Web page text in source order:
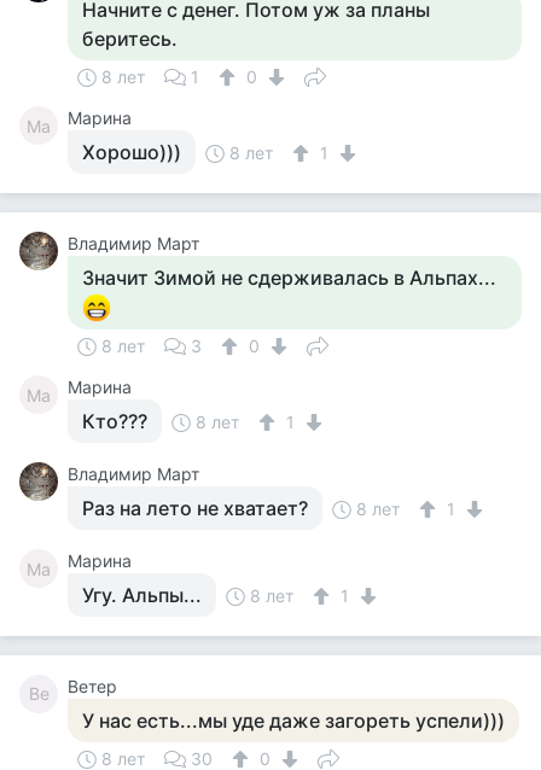
Начните с денег. Потом уж за планы
беритесь.
8 лет 1 0
Ма Марина
Хорошо))) 8 лет 1
Владимир Март
Значит Зимой не сдерживалась в Альпах...
8 лет 3 0
Ма Марина
Кто??? 8 лет 1
Владимир Март
Раз на лето не хватает? 8 лет 1
Ма Марина
Угу. Альпы... 8 лет 1
Ве Ветер
У нас есть...мы уде даже загореть успели)))
8 лет 30
0